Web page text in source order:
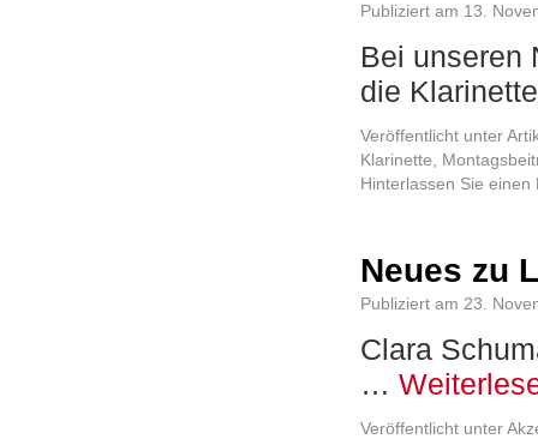
Publiziert am 13.
Bei unseren
die
Veröffentlicht unter
Klarinette
Hinterlassen Sie einen
Neues zu
Publiziert am 23.
Clara
…
Veröffentlicht unter